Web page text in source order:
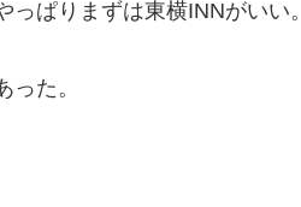
ぱりまずは東横INNがいい。
た。